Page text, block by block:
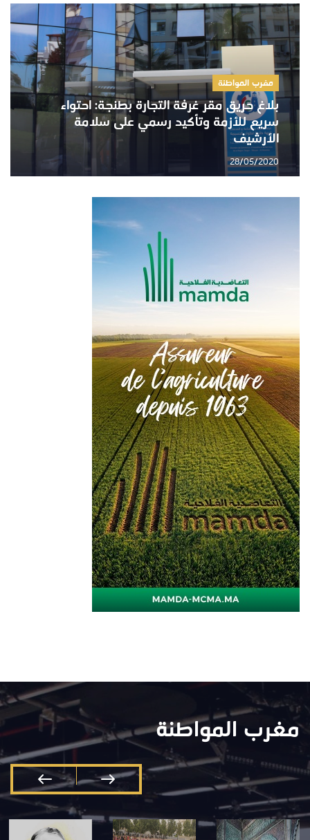
مغرب المواطنة
بلاغ حريق مقر غرفة التجارة بطنجة: احتواء
سريع للأزمة وتأكيد رسمي على سلامة
الأرشيف
28/05/2020
مغرب المواطنة